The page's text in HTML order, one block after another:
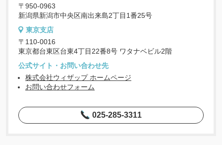
〒950-0963
新潟県新潟市中央区南出来島2丁目1番25号
東京支店
〒110-0016
東京都台東区台東4丁目22番8号 ワタナベビル2階
公式サイト・お問い合わせ先
株式会社ウィザップ ホームページ
お問い合わせフォーム
025-285-3311